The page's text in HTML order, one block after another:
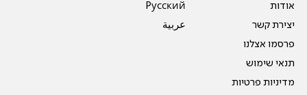
אודות
יצירת קשר
פרסמו אצלנו
תנאי שימוש
מדיניות פרטיות
Pусский
عربية